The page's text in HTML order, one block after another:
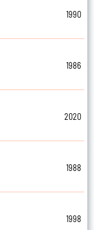
1990
1986
2020
1988
1998